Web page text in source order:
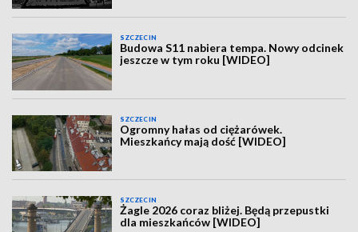
SZCZECIN
Budowa S11 nabiera tempa. Nowy odcinek
jeszcze w tym roku [WIDEO]
SZCZECIN
Ogromny hałas od ciężarówek.
Mieszkańcy mają dość [WIDEO]
SZCZECIN
Żagle 2026 coraz bliżej. Będą przepustki
dla mieszkańców [WIDEO]